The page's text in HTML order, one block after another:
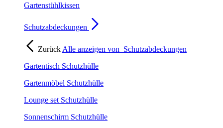
Gartenstühlkissen
Schutzabdeckungen
Zurück Alle anzeigen von Schutzabdeckungen
Gartentisch Schutzhülle
Gartenmöbel Schutzhülle
Lounge set Schutzhülle
Sonnenschirm Schutzhülle